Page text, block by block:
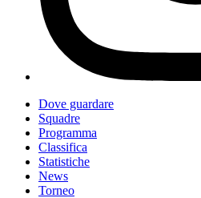
Dove guardare
Squadre
Programma
Classifica
Statistiche
News
Torneo